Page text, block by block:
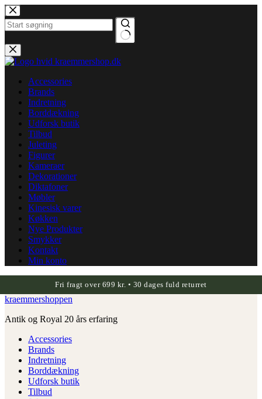
Fortsæt
til
indhold
Ingen
resultater
Accessories
Brands
Indretning
Borddækning
Udforsk butik
Tilbud
Juleting
Figurer
Kameraer
Dekorationer
Diktafoner
Møbler
Kinesisk varer
Køkken
Nye Produkter
Smykker
Kontakt
Min konto
Fri fragt over 699 kr. • 30 dages fuld returret
kraemmershoppen
Antik og Royal 20 års erfaring
Accessories
Brands
Indretning
Borddækning
Udforsk butik
Tilbud